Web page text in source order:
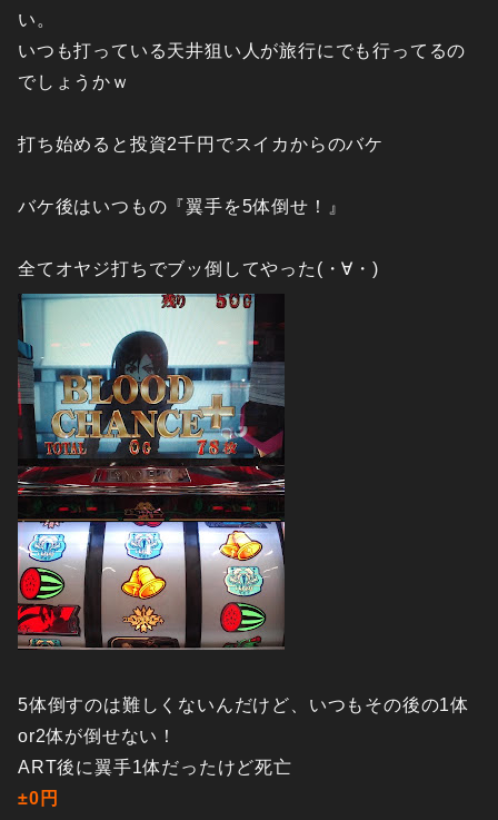
い。
いつも打っている天井狙い人が旅行にでも行ってるの
でしょうかｗ
打ち始めると投資2千円でスイカからのバケ
バケ後はいつもの『翼手を5体倒せ！』
全てオヤジ打ちでブッ倒してやった(・∀・)
5体倒すのは難しくないんだけど、いつもその後の1体
or2体が倒せない！
ART後に翼手1体だったけど死亡
±0円